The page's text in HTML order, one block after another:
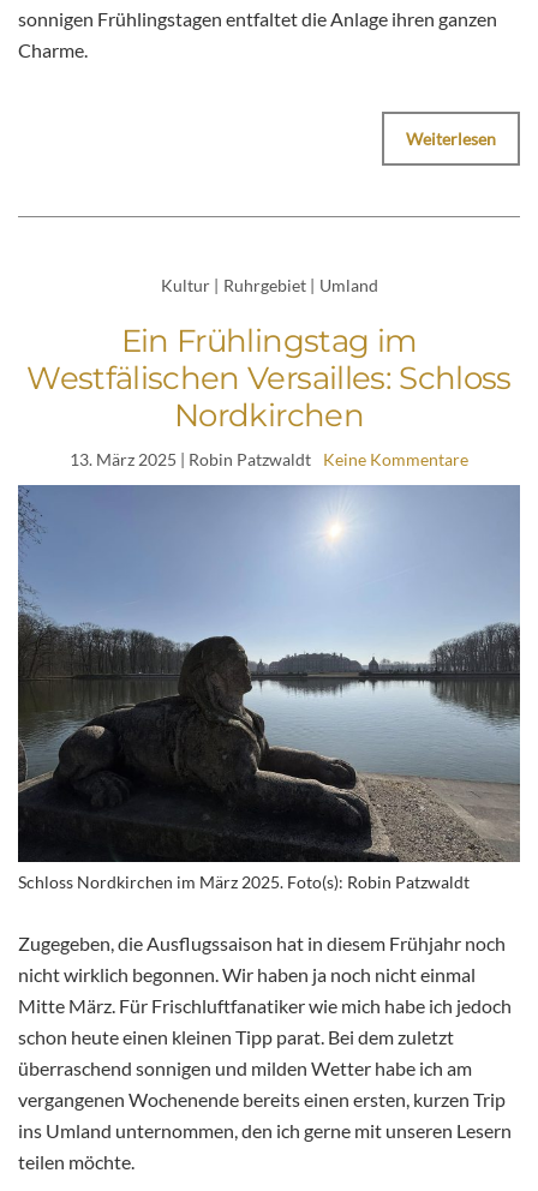
sonnigen Frühlingstagen entfaltet die Anlage ihren ganzen
Charme.
Weiterlesen
Kultur | Ruhrgebiet | Umland
Ein Frühlingstag im
Westfälischen Versailles: Schloss
Nordkirchen
13. März 2025 | Robin Patzwaldt Keine Kommentare
Schloss Nordkirchen im März 2025. Foto(s): Robin Patzwaldt
Zugegeben, die Ausflugssaison hat in diesem Frühjahr noch
nicht wirklich begonnen. Wir haben ja noch nicht einmal
Mitte März. Für Frischluftfanatiker wie mich habe ich jedoch
schon heute einen kleinen Tipp parat. Bei dem zuletzt
überraschend sonnigen und milden Wetter habe ich am
vergangenen Wochenende bereits einen ersten, kurzen Trip
ins Umland unternommen, den ich gerne mit unseren Lesern
teilen möchte.